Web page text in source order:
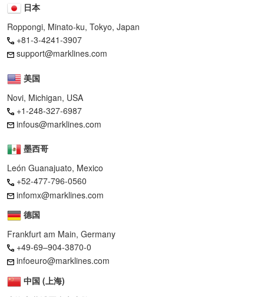
日本
Roppongi, Minato-ku, Tokyo, Japan
+81-3-4241-3907
support@marklines.com
美国
Novi, Michigan, USA
+1-248-327-6987
infous@marklines.com
墨西哥
León Guanajuato, Mexico
+52-477-796-0560
infomx@marklines.com
德国
Frankfurt am Main, Germany
+49-69–904-3870-0
infoeuro@marklines.com
中国 (上海)